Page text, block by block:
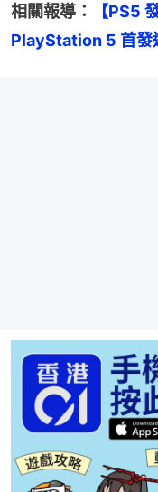
相關報導：
【PS5
PlayStation 5 首發